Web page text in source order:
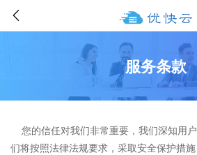
服务条款
您的信任对我们非常重要，我们深知用
们将按照法律法规要求，采取安全保护措